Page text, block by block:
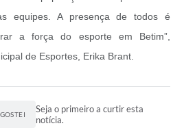
equipes. A presença de todos é
a força do esporte em Betim”,
de Esportes, Erika Brant.
Seja o primeiro a curtir esta
notícia.